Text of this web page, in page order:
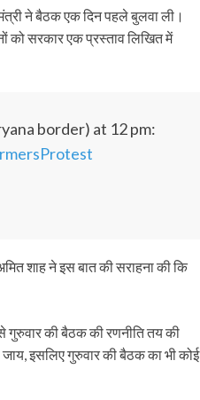
ने बैठक एक दिन पहले बुलवा ली।
को सरकार एक प्रस्‍ताव लिखित में
border) at 12 pm:
शाह ने इस बात की सराहना की कि
गुरुवार की बैठक की रणनीति तय की
इसलिए गुरुवार की बैठक का भी कोई